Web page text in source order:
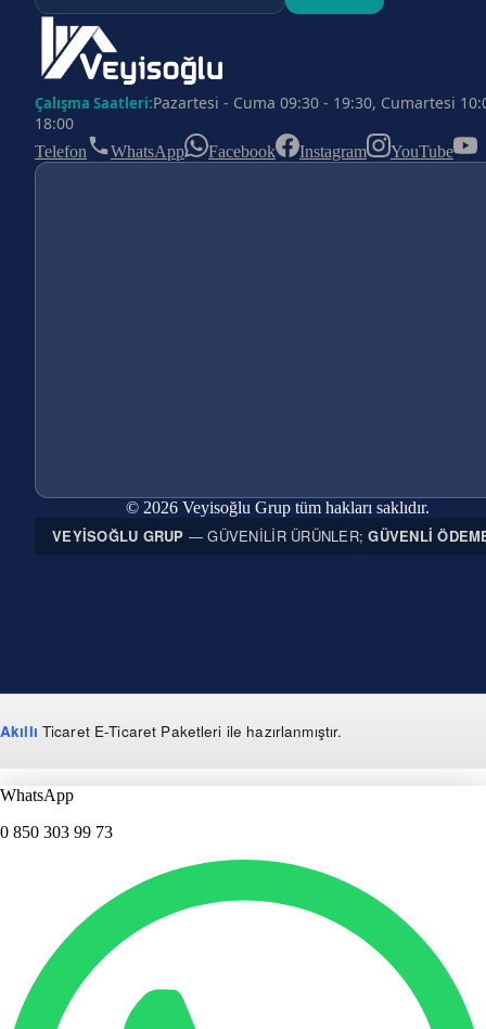
Çalışma Saatleri:Pazartesi - Cuma 09:30 - 19:30, Cumartesi
18:00
Telefon WhatsApp Facebook Instagram YouTube
© 2026 Veyisoğlu Grup tüm hakları saklıdır.
VEYISOĞLU GRUP — GÜVENILIR ÜRÜNLER;GÜVENLI
Akıllı Ticaret E-Ticaret Paketleri ile hazırlanmıştır.
WhatsApp
0 850 303 99 73